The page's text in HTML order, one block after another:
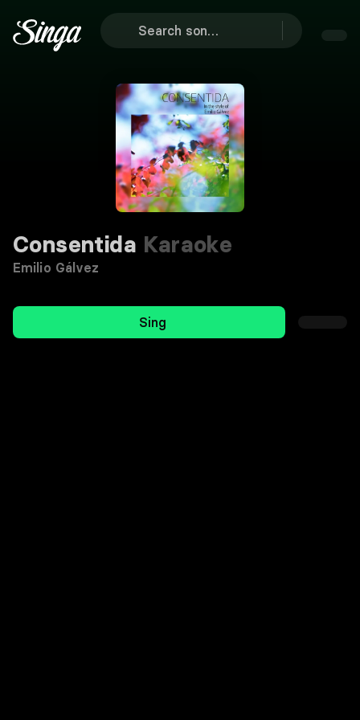
Consentida Karaoke
Emilio Gálvez
Sing